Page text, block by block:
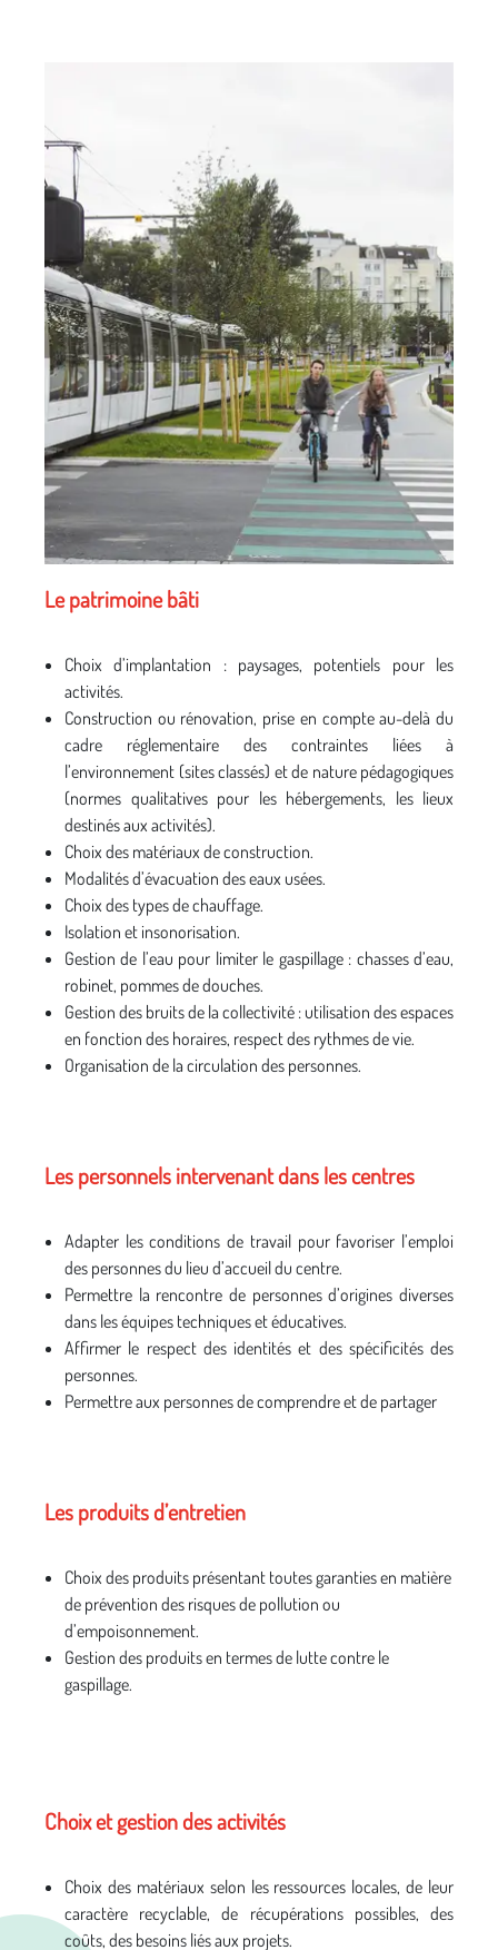
Le patrimoine bâti
Choix d’implantation : paysages, potentiels pour les
activités.
Construction ou rénovation, prise en compte au-delà du
cadre réglementaire des contraintes liées à
l’environnement (sites classés) et de nature pédagogiques
(normes qualitatives pour les hébergements, les lieux
destinés aux activités).
Choix des matériaux de construction.
Modalités d’évacuation des eaux usées.
Choix des types de chauffage.
Isolation et insonorisation.
Gestion de l’eau pour limiter le gaspillage : chasses d’eau,
robinet, pommes de douches.
Gestion des bruits de la collectivité : utilisation des espaces
en fonction des horaires, respect des rythmes de vie.
Organisation de la circulation des personnes.
Les personnels intervenant dans les centres
Adapter les conditions de travail pour favoriser l’emploi
des personnes du lieu d’accueil du centre.
Permettre la rencontre de personnes d’origines diverses
dans les équipes techniques et éducatives.
Affirmer le respect des identités et des spécificités des
personnes.
Permettre aux personnes de comprendre et de partager
Les produits d’entretien
Choix des produits présentant toutes garanties en matière
de prévention des risques de pollution ou
d’empoisonnement.
Gestion des produits en termes de lutte contre le
gaspillage.
Choix et gestion des activités
Choix des matériaux selon les ressources locales, de leur
caractère recyclable, de récupérations possibles, des
coûts, des besoins liés aux projets.